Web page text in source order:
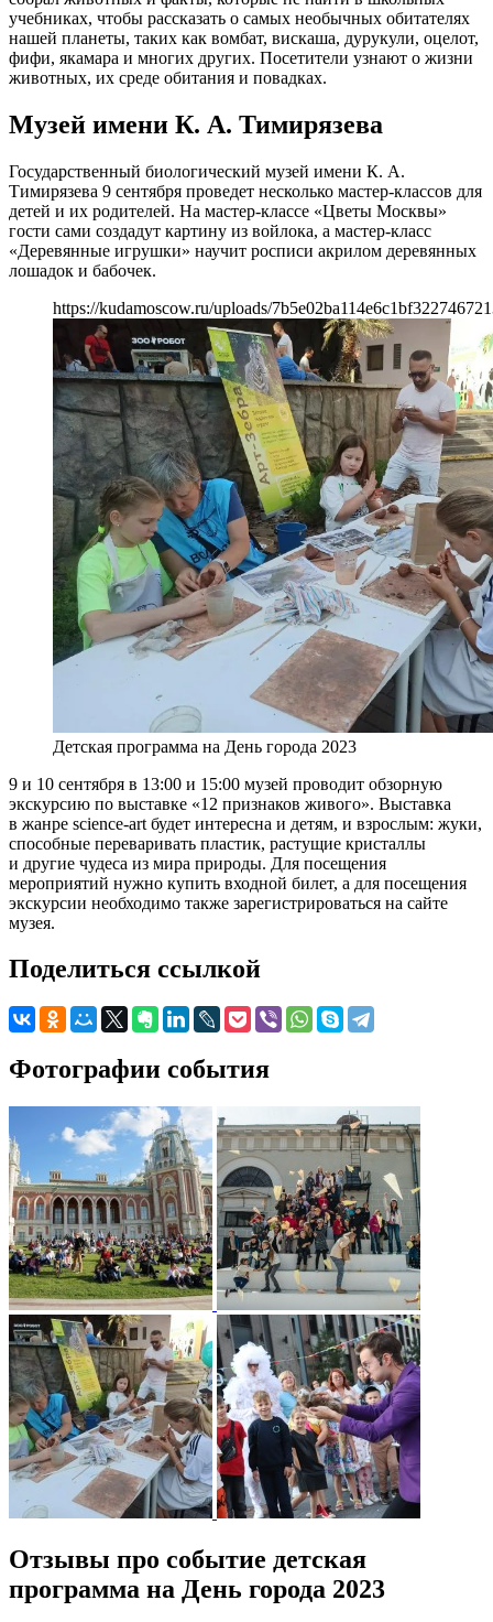
учебниках, чтобы рассказать о самых необычных обитателях
нашей планеты, таких как вомбат, вискаша, дурукули, оцелот,
фифи, якамара и многих других. Посетители узнают о жизни
животных, их среде обитания и повадках.
Музей имени К. А. Тимирязева
Государственный биологический музей имени К. А.
Тимирязева 9 сентября проведет несколько мастер-классов для
детей и их родителей. На мастер-классе «Цветы Москвы»
гости сами создадут картину из войлока, а мастер-класс
«Деревянные игрушки» научит росписи акрилом деревянных
лошадок и бабочек.
https://kudamoscow.ru/uploads/
Детская программа на День города 2023
9 и 10 сентября в 13:00 и 15:00 музей проводит обзорную
экскурсию по выставке «12 признаков живого». Выставка
в жанре science-art будет интересна и детям, и взрослым: жуки,
способные переваривать пластик, растущие кристаллы
и другие чудеса из мира природы. Для посещения
мероприятий нужно купить входной билет, а для посещения
экскурсии необходимо также зарегистрироваться на сайте
музея.
Поделиться ссылкой
Фотографии события
Отзывы про событие детская
программа на День города 2023